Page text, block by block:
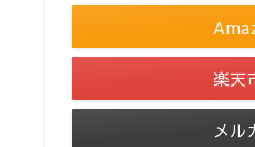
楽天
メル